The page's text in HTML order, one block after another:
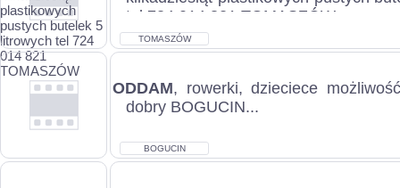
tel 724 014 821 TOMASZÓW...
TOMASZÓW
ODDAM, rowerki, dzieciece
dobry BOGUCIN...
BOGUCIN